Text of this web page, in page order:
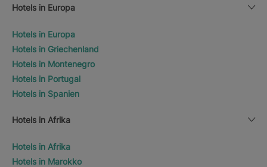
Hotels in Europa
Hotels in Europa
Hotels in Griechenland
Hotels in Montenegro
Hotels in Portugal
Hotels in Spanien
Hotels in Afrika
Hotels in Afrika
Hotels in Marokko